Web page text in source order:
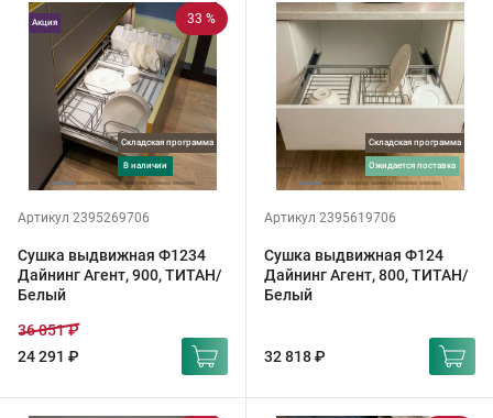
33 %
Складская программа
в наличии
Акция
Артикул 2395269706
Сушка выдвижная Ф1234
Дайнинг Агент, 900, ТИТАН/
Белый
24 291 ₽
36 051 ₽
Складская программа
ожидается поставка
Артикул 2395619706
Сушка выдвижная Ф124
Дайнинг Агент, 800, ТИТАН/
Белый
32 818 ₽